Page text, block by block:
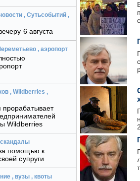
, Сутьсобытий ,
6 августа
, аэропорт
, Wildberries ,
прорабатывает
Wildberries
помощью к
супруги
, вузы , квоты